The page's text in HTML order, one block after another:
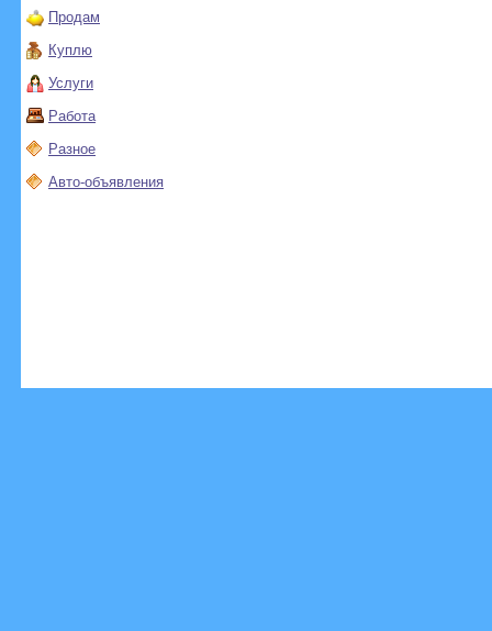
Продам
Куплю
Услуги
Работа
Разное
Авто-объявления